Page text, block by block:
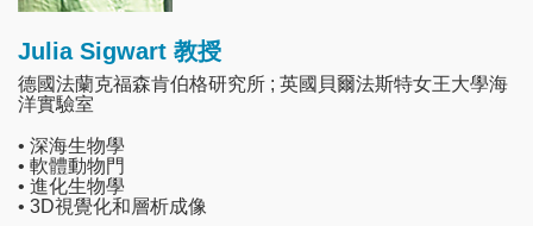
Julia Sigwart 教授
德國法蘭克福森肯伯格研究所 ; 英國貝爾法斯特女王大學海
洋實驗室
• 深海生物學
• 軟體動物門
• 進化生物學
• 3D視覺化和層析成像